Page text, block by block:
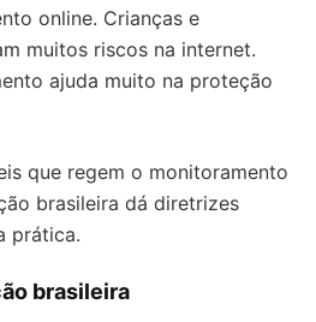
online. Crianças e
muitos riscos na internet.
ajuda muito na proteção
que regem o monitoramento
brasileira dá diretrizes
prática.
brasileira